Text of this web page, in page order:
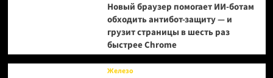
Новый браузер помогает ИИ-ботам
обходить антибот-защиту — и
грузит страницы в шесть раз
быстрее Chrome
Железо